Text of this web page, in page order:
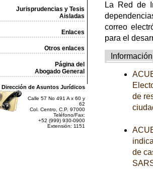
Jurisprudencias y Tesis
Aisladas
Enlaces
Otros enlaces
Página del
Abogado General
Dirección de Asuntos Jurídicos
Calle 57 No 491 A x 60 y
62
Col. Centro, C.P. 97000
Teléfono/Fax:
+52 (999) 930-0900
Extensión: 1151
La Red de
correo
para el
Información
de
de